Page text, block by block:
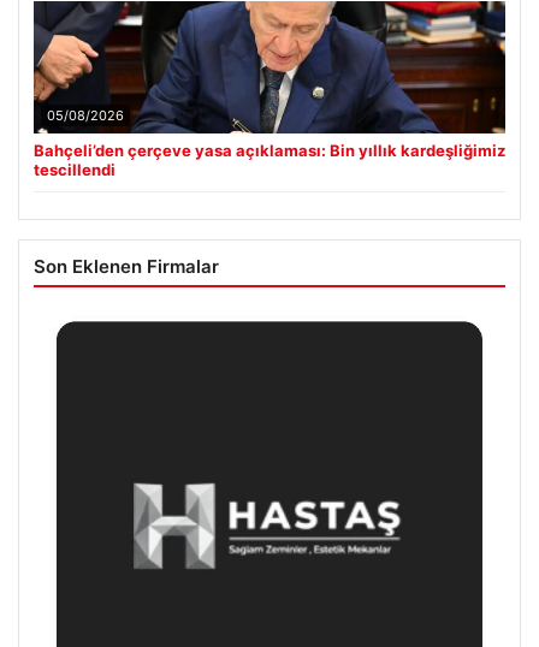
05/08/2026
Bahçeli’den çerçeve yasa açıklaması: Bin yıllık kardeşliğimiz
tescillendi
Son Eklenen Firmalar